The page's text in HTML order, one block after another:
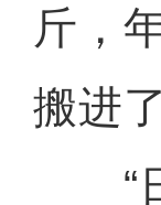
斤，
搬进
“日